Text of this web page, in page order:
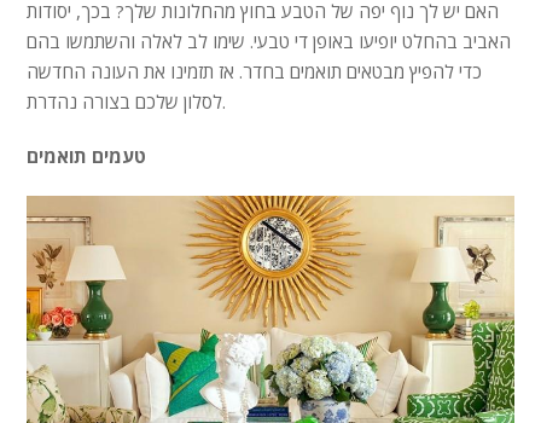
האם יש לך נוף יפה של הטבע בחוץ מהחלונות שלך? בכך, יסודות
האביב בהחלט יופיעו באופן די טבעי. שימו לב לאלה והשתמשו בהם
כדי להפיץ מבטאים תואמים בחדר. אז תזמינו את העונה החדשה
לסלון שלכם בצורה נהדרת.
טעמים תואמים